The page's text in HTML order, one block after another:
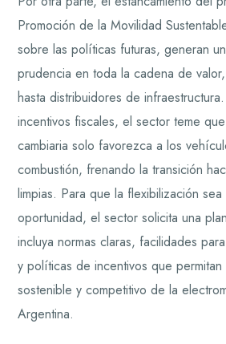
Promoción de la Movilidad
sobre las políticas futuras, generan
prudencia en toda la cadena de
hasta distribuidores de
incentivos fiscales, el sector teme
cambiaria solo favorezca a los
combustión, frenando la transición
limpias. Para que la flexibilización
oportunidad, el sector solicita una
incluya normas claras, facilidades
y políticas de incentivos que
sostenible y competitivo de la
Argentina.